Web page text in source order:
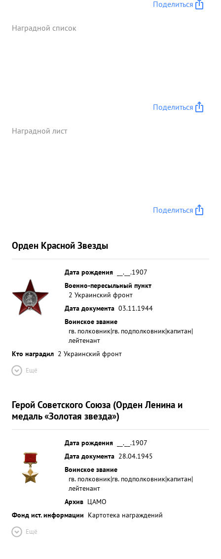
Армии, противник атаковал наши части большими
непосредственно в боевых порядках полка лично
обороне всегда обеспечивал прочное удержание
Поделиться
Наградной список
Поделиться
Наградной лист
Поделиться
Орден Красной Звезды
Дата рождения
__.__.1907
Военно-пересыльный пункт
2 Украинский фронт
Дата документа 03.11.1944
Воинское звание
гв. полковник|гв. подполковник|капитан|
лейтенант
Кто наградил 2 Украинский фронт
Ещё
Герой Советского Союза (Орден Ленина и
медаль «Золотая звезда»)
Дата рождения
__.__.1907
Дата документа 28.04.1945
Воинское звание
гв. полковник|гв. подполковник|капитан|
лейтенант
Архив ЦАМО
Фонд ист. информации Картотека награждений
Ещё